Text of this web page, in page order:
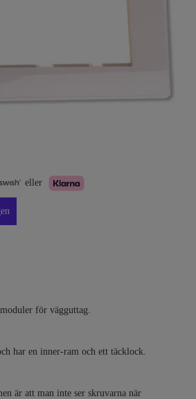
eller
för vägguttag.
har en inner-ram och ett täcklock.
är att man inte ser skruvarna när